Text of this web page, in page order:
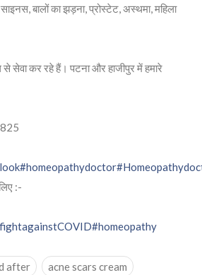
साइनस, बालों का झड़ना, प्रोस्टेट, अस्थमा, महिला
सेवा कर रहे हैं। पटना और हाजीपुर में हमारे
#homeopathydoctor
:-
#homeopathy
after acne scars cream